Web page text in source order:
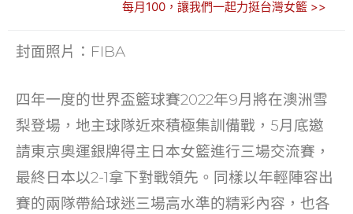
e
o
o
k
itt
er
ai C k
n
每月100，讓我們一起力挺台灣女籃 >>
封面照片：FIBA
四年一度的世界盃籃球賽2022年9月將在澳洲雪
梨登場，地主球隊近來積極集訓備戰，5月底邀
請東京奧運銀牌得主日本女籃進行三場交流賽，
最終日本以2-1拿下對戰領先。同樣以年輕陣容出
賽的兩隊帶給球迷三場高水準的精彩內容，也各